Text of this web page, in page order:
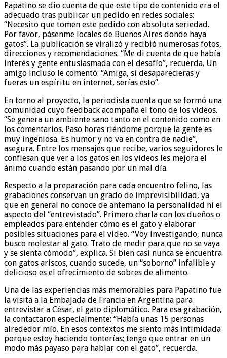
Papatino se dio cuenta de que este tipo de contenido era el
adecuado tras publicar un pedido en redes sociales:
“Necesito que tomen este pedido con absoluta seriedad.
Por favor, pásenme locales de Buenos Aires donde haya
gatos”. La publicación se viralizó y recibió numerosas fotos,
direcciones y recomendaciones. “Me di cuenta de que había
interés y gente entusiasmada con el desafío”, recuerda. Un
amigo incluso le comentó: “Amiga, si desaparecieras y
fueras un espíritu en internet, serías esto”.
En torno al proyecto, la periodista cuenta que se formó una
comunidad cuyo feedback acompaña el tono de los videos.
“Se genera un ambiente sano tanto en el contenido como en
los comentarios. Paso horas riéndome porque la gente es
muy ingeniosa. Es humor y no va en contra de nadie”,
asegura. Entre los mensajes que recibe, varios seguidores le
confiesan que ver a los gatos en los videos les mejora el
ánimo cuando están pasando por un mal día.
Respecto a la preparación para cada encuentro felino, las
grabaciones conservan un grado de imprevisibilidad, ya
que en general no conoce de antemano la personalidad ni el
aspecto del “entrevistado”. Primero charla con los dueños o
empleados para entender cómo es el gato y elaborar
posibles situaciones para el video. “Voy investigando, nunca
busco molestar al gato. Trato de medir para que no se vaya
y se sienta cómodo”, explica. Si bien casi nunca se encuentra
con gatos ariscos, cuando sucede, un “soborno” infalible y
delicioso es el ofrecimiento de sobres de alimento.
Una de las experiencias más memorables para Papatino fue
la visita a la Embajada de Francia en Argentina para
entrevistar a César, el gato diplomático. Para esa grabación,
la contactaron especialmente: “Había unas 15 personas
alrededor mío. En esos contextos me siento más intimidada
porque estoy haciendo tonterías; tengo que entrar en un
modo más payaso para hablar con el gato”, recuerda.